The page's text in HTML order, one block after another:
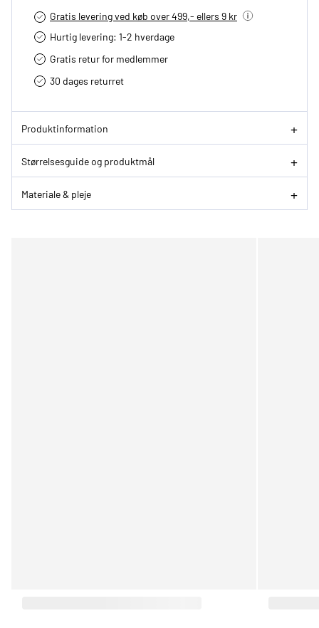
Gratis levering ved køb over 499,- ellers 9 kr
Hurtig levering­: 1-2 hverdage
Gratis retur for medlemmer
30 dages returret
Produktinformation
Størrelsesguide og produktmål
Materiale & pleje